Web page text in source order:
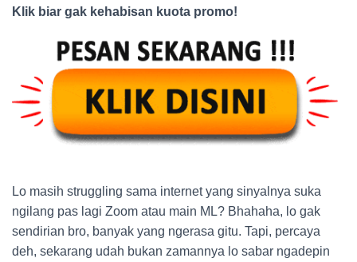
Klik biar gak kehabisan kuota promo!
Lo masih struggling sama internet yang sinyalnya suka
ngilang pas lagi Zoom atau main ML? Bhahaha, lo gak
sendirian bro, banyak yang ngerasa gitu. Tapi, percaya
deh, sekarang udah bukan zamannya lo sabar ngadepin